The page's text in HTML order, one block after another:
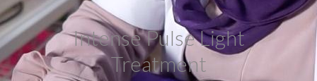
Intense Pulse Light
Treatment